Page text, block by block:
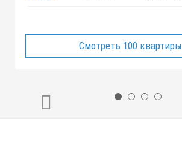
Смотреть 100 квартиры